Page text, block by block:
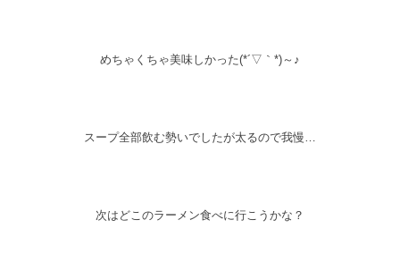
めちゃくちゃ美味しかった(*´▽｀*)～♪
スープ全部飲む勢いでしたが太るので我慢…
次はどこのラーメン食べに行こうかな？